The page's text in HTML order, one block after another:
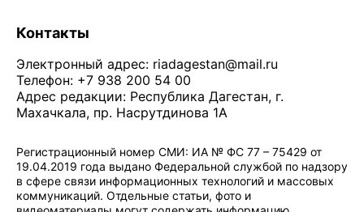
Контакты
Электронный адрес: riadagestan@mail.ru
Телефон: +7 938 200 54 00
Адрес редакции: Республика Дагестан, г.
Махачкала, пр. Насрутдинова 1А
Регистрационный номер СМИ: ИА № ФС 77 – 75429 от
19.04.2019 года выдано Федеральной службой по надзору
в сфере связи информационных технологий и массовых
коммуникаций. Отдельные статьи, фото и